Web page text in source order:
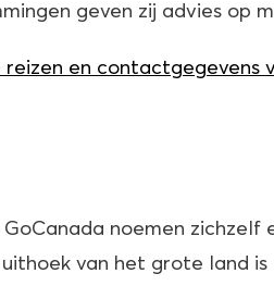
geven zij advies op
en contactgegevens
GoCanada noemen zichzelf
uithoek van het grote land is